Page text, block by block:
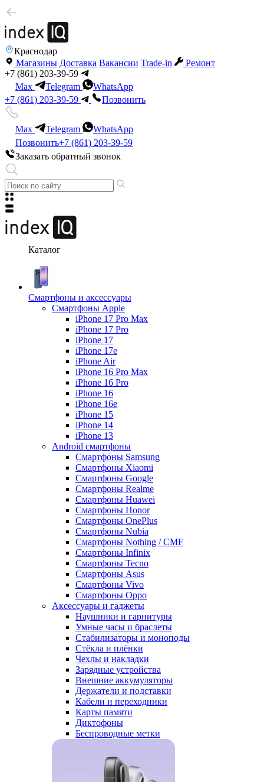
Краснодар
Магазины Доставка Вакансии Trade-in
Ремонт
+7 (861) 203-39-59
Max
Telegram
WhatsApp
+7 (861) 203-39-59
Позвонить
Max Telegram
WhatsApp
Позвонить+7 (861) 203-39-59
Заказать обратный звонок
Каталог
Смартфоны и аксессуары
Смартфоны Apple
iPhone 17 Pro Max
iPhone 17 Pro
iPhone 17
iPhone 17e
iPhone Air
iPhone 16 Pro Max
iPhone 16 Pro
iPhone 16
iPhone 16e
iPhone 15
iPhone 14
iPhone 13
Android cмартфоны
Смартфоны Samsung
Смартфоны Xiaomi
Смартфоны Google
Смартфоны Realme
Смартфоны Huawei
Смартфоны Honor
Смартфоны OnePlus
Смартфоны Nubia
Смартфоны Nothing / CMF
Смартфоны Infinix
Смартфоны Tecno
Смартфоны Asus
Смартфоны Vivo
Смартфоны Oppo
Аксессуары и гаджеты
Наушники и гарнитуры
Умные часы и браслеты
Стабилизаторы и моноподы
Стёкла и плёнки
Чехлы и накладки
Зарядные устройства
Внешние аккумуляторы
Держатели и подставки
Кабели и переходники
Карты памяти
Диктофоны
Беспроводные метки